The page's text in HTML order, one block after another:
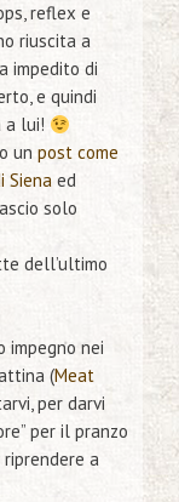
reflex e
riuscita a
impedito di
e quindi
a lui!
un post come
Siena ed
solo
dell’ultimo
impegno nei
(Meat
per darvi
per il pranzo
riprendere a